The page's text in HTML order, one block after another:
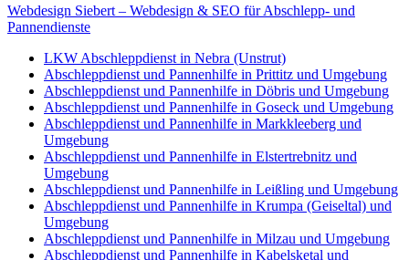
Webdesign Siebert – Webdesign & SEO für Abschlepp- und
Pannendienste
LKW Abschleppdienst in Nebra (Unstrut)
Abschleppdienst und Pannenhilfe in Prittitz und Umgebung
Abschleppdienst und Pannenhilfe in Döbris und Umgebung
Abschleppdienst und Pannenhilfe in Goseck und Umgebung
Abschleppdienst und Pannenhilfe in Markkleeberg und
Umgebung
Abschleppdienst und Pannenhilfe in Elstertrebnitz und
Umgebung
Abschleppdienst und Pannenhilfe in Leißling und Umgebung
Abschleppdienst und Pannenhilfe in Krumpa (Geiseltal) und
Umgebung
Abschleppdienst und Pannenhilfe in Milzau und Umgebung
Abschleppdienst und Pannenhilfe in Kabelsketal und